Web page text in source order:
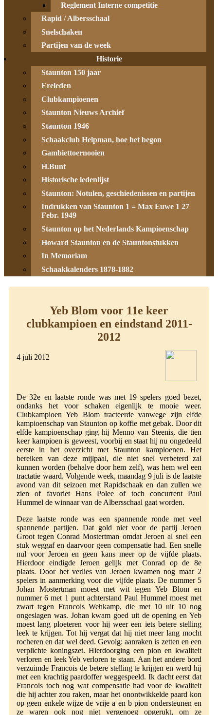
Reglement Interne competitie
Rapid / Albersschaal
Snelschaken
Partijen van de week
Historie
Staunton 150 jaar
Ereleden
Clubkampioenen
Staunton Nieuws Archief
Staunton 1946
Schaakclub Helpman, hoe het begon
Gambiettoernooien
H.Bunt
Historische ledenlijst
Staunton: Notulen, geschiedenissen en partijen
Indrukken van Staunton 1 = Max Euwe 1 27
Febr. 1949
Staunton op het Nederlands Kampioenschap
Howard Staunton en de Stauntonstukken
In Memoriam
Schaakkalenders 1878-1882
Yeb Blom voor 11e keer
clubkampioen en eindstand 2011-
2012
4 juli 2012
De 32e en laatste ronde was met 19 spelers goed bezet,
ondanks het voor schaken eigenlijk te mooie weer.
Clubkampioen Yeb Blom tracteerde vanwege zijn elfde
kampioenschap van Staunton op koffie met gebak. Door dit
elfde kampioenschap ging hij Menno van Steenis, die tien
keer kampioen is geweest, voorbij en staat hij nu ongedeeld
eerste in het overzicht met Staunton kampioenen. Het
bereiken van deze mijlpaal, die niet snel verbeterd zal
kunnen worden (behalve door hem zelf), was hem wel een
tractatie waard. Volgende week, maandag 9 juli is de laatste
avond van dit seizoen met Rapidschaak en dan zullen we
zien of favoriet Hans Polee of toch concurrent Paul
Hummel de winnaar van de Albersschaal gaat worden.
Deze laatste ronde was een spannende ronde met veel
spannende partijen. Dat gold niet voor de partij Jeroen
Groot tegen Conrad Mostertman omdat Jeroen al snel een
stuk weggaf en daarvoor geen compensatie had. Een snelle
nul voor Jeroen en geen kans meer op de vijfde plaats.
Hierdoor eindigde Jeroen gelijk met Conrad op de 8e
plaats. Door het verlies van Jeroen kwamen nog maar 2
spelers in aanmerking voor die vijfde plaats. De nummer 5
Johan Mostertman moest met wit tegen Yeb Blom en
nummer 6 met 1 punt achterstand Paul Hummel moest met
zwart tegen Francois Wehkamp, die met 10 uit 10 nog
ongeslagen was. Johan kwam goed uit de opening en Yeb
moest lang ploeteren voor hij weer een iets betere stelling
leek te krijgen. Tot hij vergat dat hij niet meer lang mocht
rocheren en dat wel deed. Gevolg: aanraken is zetten en een
verplichte koningszet. Hierdoorging een pion en kwaliteit
verloren en leek Yeb verloren te staan. Aan het andere bord
verzuimde Francois de betere stelling te krijgen en werd hij
met een krachtig paardoffer weggespeeld. Ik dacht eerst dat
Francois toch nog wat compensatie had voor de kwaliteit
die hij achter zou raken, maar het onontwikkelde paard kon
op geen enkele wijze de vrije a en b pion ondersteunen en
ze waren ook nog niet vergenoeg opgerukt, om ze